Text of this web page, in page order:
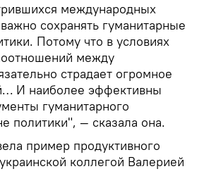
международных
сохранять гуманитарные
Потому что в условиях
между
страдает огромное
И наиболее эффективны
гуманитарного
политики", — сказала она.
пример продуктивного
коллегой Валерией